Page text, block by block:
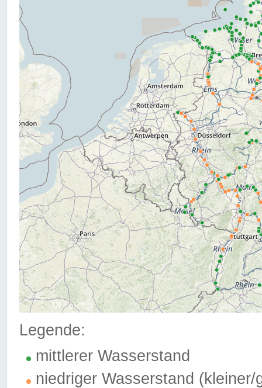
Legende:
mittlerer Wasserstand
niedriger Wasserstand (kleiner/